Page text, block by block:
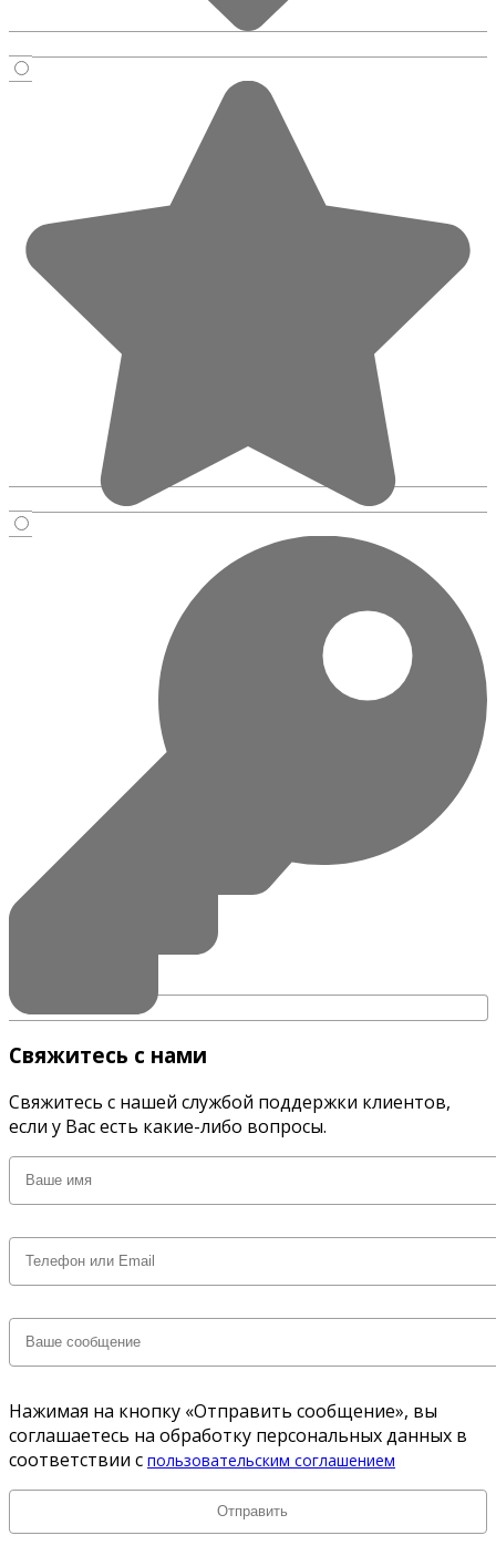
Свяжитесь с нами
Свяжитесь с нашей службой поддержки клиентов,
если у Вас есть какие-либо вопросы.
Нажимая на кнопку «Отправить сообщение», вы
соглашаетесь на обработку персональных данных в
соответствии с пользовательским соглашением